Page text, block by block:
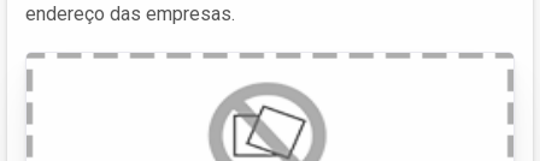
endereço das empresas.